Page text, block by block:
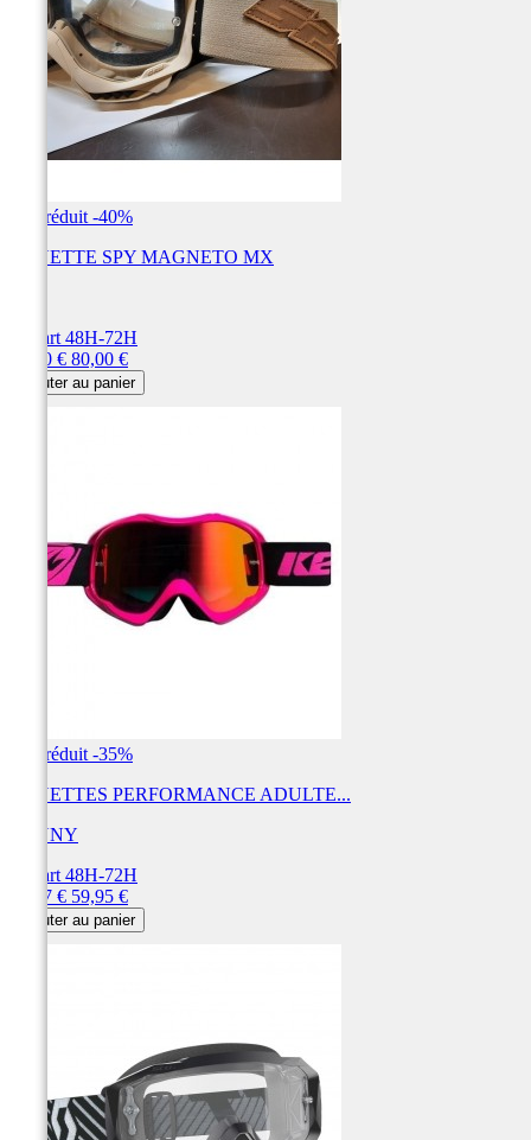
Prix réduit -40%
LUNETTE SPY MAGNETO MX
Départ 48H-72H
48,00 € Prix
de
base
80,00 €
Ajouter au panier
Prix réduit -35%
LUNETTES PERFORMANCE ADULTE...
KENNY
Départ 48H-72H
38,97 € Prix
de
base
59,95 €
Ajouter au panier